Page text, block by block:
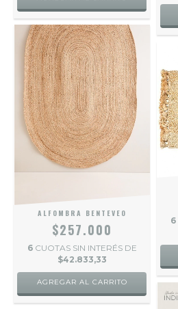
ALFOMBRA BENTEVEO
$257.000
6 CUOTAS SIN INTERÉS DE
$42.833,33
6